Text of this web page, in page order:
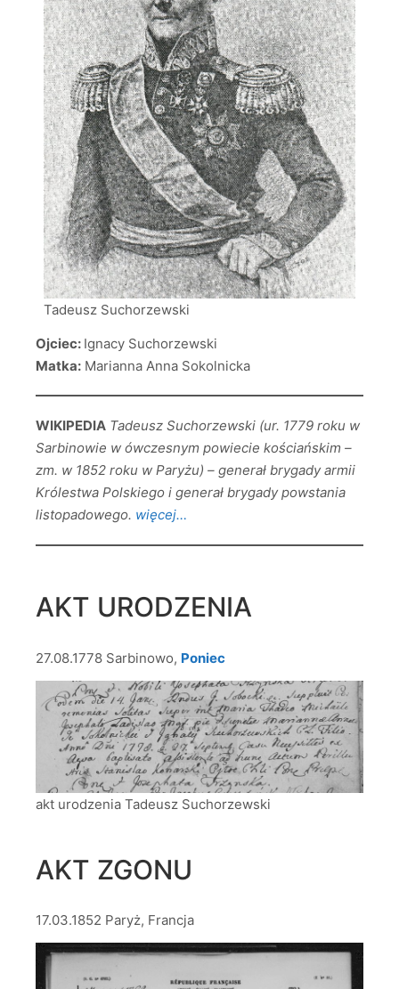
Tadeusz Suchorzewski
Ojciec: Ignacy Suchorzewski
Matka: Marianna Anna Sokolnicka
WIKIPEDIA Tadeusz Suchorzewski (ur. 1779 roku w
Sarbinowie w ówczesnym powiecie kościańskim –
zm. w 1852 roku w Paryżu) – generał brygady armii
Królestwa Polskiego i generał brygady powstania
listopadowego. więcej…
AKT URODZENIA
27.08.1778 Sarbinowo, Poniec
akt urodzenia Tadeusz Suchorzewski
AKT ZGONU
17.03.1852 Paryż, Francja